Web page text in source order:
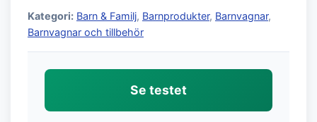
Kategori: Barn & Familj, Barnprodukter, Barnvagnar,
Barnvagnar och tillbehör
Se testet